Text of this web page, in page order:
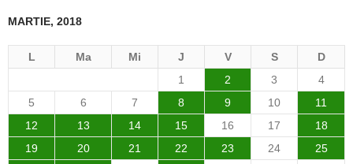
MARTIE, 2018
L Ma Mi J V S D
1 2 3
4
5
6 7 8 9 10
11
12
13 14 15 16 17
18
19
20 21 22 23 24
25